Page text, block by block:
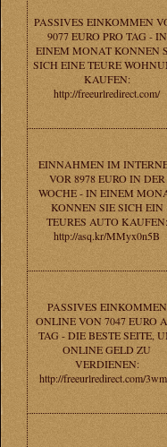
PASSIVES EINKOMMEN
9077 EURO PRO TAG - IN
EINEM MONAT KONNEN
SICH EINE TEURE
KAUFEN:
http://freeurlredirect.com/
EINNAHMEN IM
VOR 8978 EURO IN DER
WOCHE - IN EINEM
KONNEN SIE SICH EIN
TEURES AUTO KAUFEN:
http://asq.kr/MMyx0n5B
PASSIVES EINKOMMEN
ONLINE VON 7047 EURO
TAG - DIE BESTE SEITE,
ONLINE GELD ZU
VERDIENEN:
http://freeurlredirect.com/